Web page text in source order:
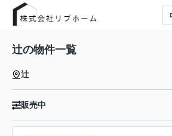
辻の物件一覧
辻
販売中